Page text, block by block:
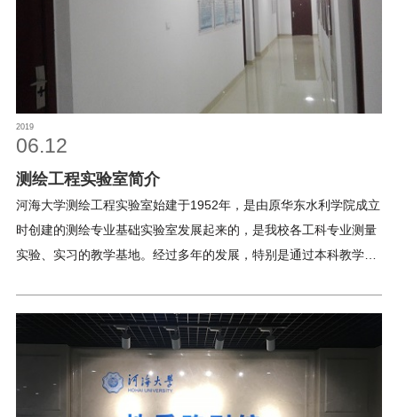
元。地质工程实验室为地质工程专业和全校其他工程专业开设实验
课程17门次，实验项目60余项。实验室既是服务地质工程专业实验
教学、创新创业训练和科研的重要平台，也是面向全校工科专业开
展地质实验实践教学的重要基地。2018年10月27日，河海大学地
质陈列馆正式揭牌成立，使实验室在服务地质工程及全校工科专业
教育教学和科学研究的平台基础上，扩展成为展示地学风貌、面向
社会大众普及地质知识的重要基地。1、基础地质实验平台设有岩
矿实验室、构造地质与遥感地质实验室、古生物实验室
2019
06.12
测绘工程实验室简介
河海大学测绘工程实验室始建于1952年，是由原华东水利学院成立
时创建的测绘专业基础实验室发展起来的，是我校各工科专业测量
实验、实习的教学基地。经过多年的发展，特别是通过本科教学水
供了一个良好的环境。实验室拥有三维激光扫描仪、高精度测量机
器人、卫星导航定位系统等一流的现代测量仪器和设备，同时还研
发出一批具有自主知识产权的测绘仪器和软件设备用于教学并得到
推广应用，取得突出的教学效果。1992年、1994年、1999年被评